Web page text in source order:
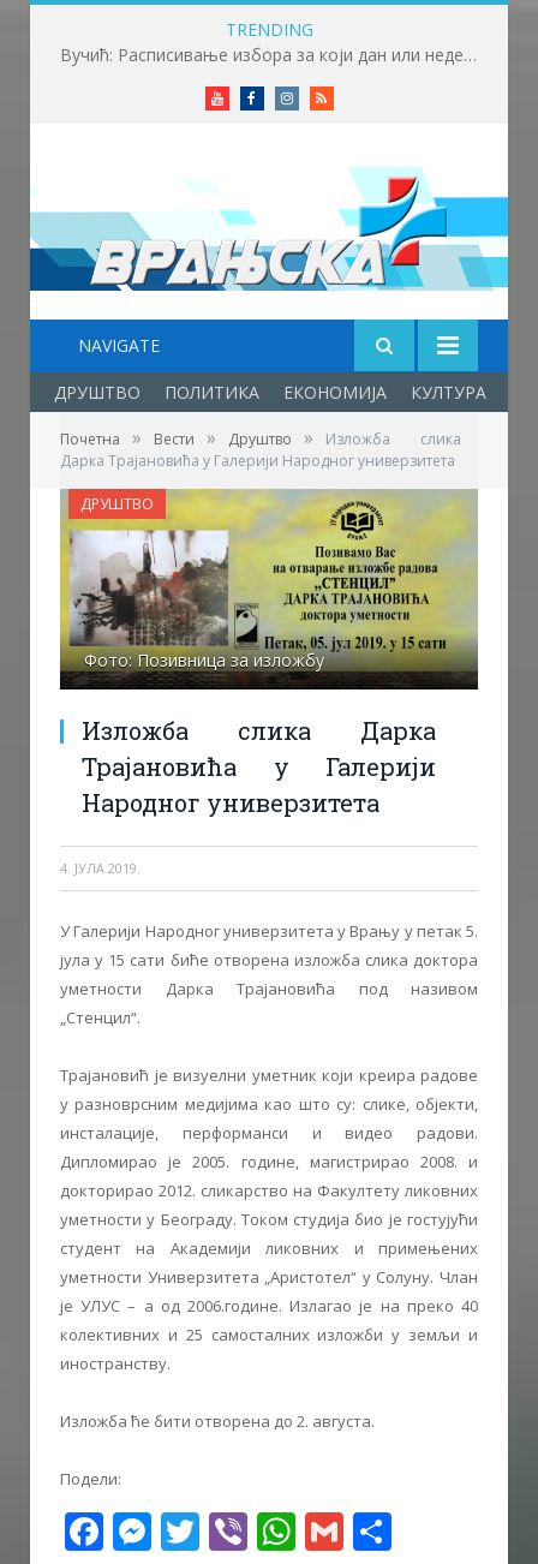
TRENDING
Вучић: Расписивање избора за који дан или недељу
YoutubeFacebookInstagram
RSS
NAVIGATE
ДРУШТВО ПОЛИТИКА ЕКОНОМИЈА КУЛТУРА
Почетна » Вести » Друштво »
Изложба слика
Дарка Трајановића у Галерији Народног универзитета
Фото: Позивница за изложбу
Изложба слика Дарка
Трајановића у Галерији
Народног универзитета
4. ЈУЛА 2019.
ДРУШТВО
У Галерији Народног универзитета у Врању у петак 5.
јула у 15 сати биће отворена изложба слика доктора
уметности Дарка Трајановића под називом
„Стенцил“.
Трајановић је визуелни уметник који креира радове
у разноврсним медијима као што су: слике, објекти,
инсталације, перформанси и видео радови.
Дипломирао је 2005. године, магистрирао 2008. и
докторирао 2012. сликарство на Факултету ликовних
уметности у Београду. Током студија био је гостујући
студент на Академији ликовних и примењених
уметности Универзитета „Аристотел“ у Солуну. Члан
је УЛУС – а од 2006.године. Излагао је на преко 40
колективних и 25 самосталних изложби у земљи и
иностранству.
Изложба ће бити отворена до 2. августа.
Подели:
Facebook
Messenger
Twitter
ViberWhatsApp
Gmail